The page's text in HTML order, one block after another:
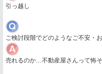
引っ越し
ご検討段階でどのようなご不安・
売れるのか…不動産屋さんって怖